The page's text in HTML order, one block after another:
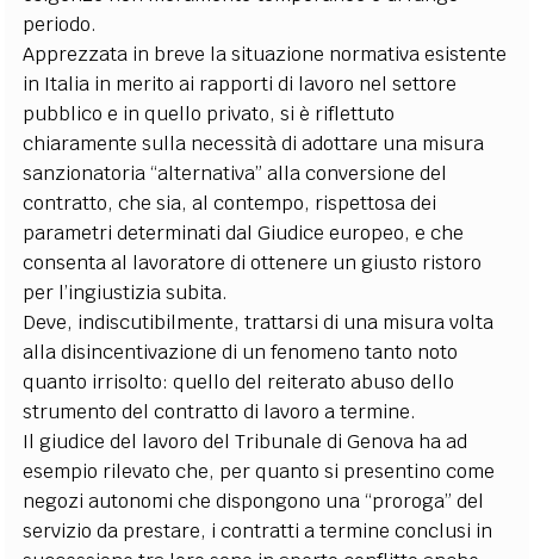
periodo.
Apprezzata in breve la situazione normativa esistente
in Italia in merito ai rapporti di lavoro nel settore
pubblico e in quello privato, si è riflettuto
chiaramente sulla necessità di adottare una misura
sanzionatoria “alternativa” alla conversione del
contratto, che sia, al contempo, rispettosa dei
parametri determinati dal Giudice europeo, e che
consenta al lavoratore di ottenere un giusto ristoro
per l’ingiustizia subita.
Deve, indiscutibilmente, trattarsi di una misura volta
alla disincentivazione di un fenomeno tanto noto
quanto irrisolto: quello del reiterato abuso dello
strumento del contratto di lavoro a termine.
Il giudice del lavoro del Tribunale di Genova ha ad
esempio rilevato che, per quanto si presentino come
negozi autonomi che dispongono una “proroga” del
servizio da prestare, i contratti a termine conclusi in